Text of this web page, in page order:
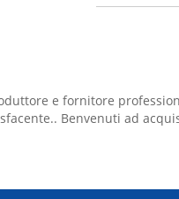
e fornitore
Benvenuti ad